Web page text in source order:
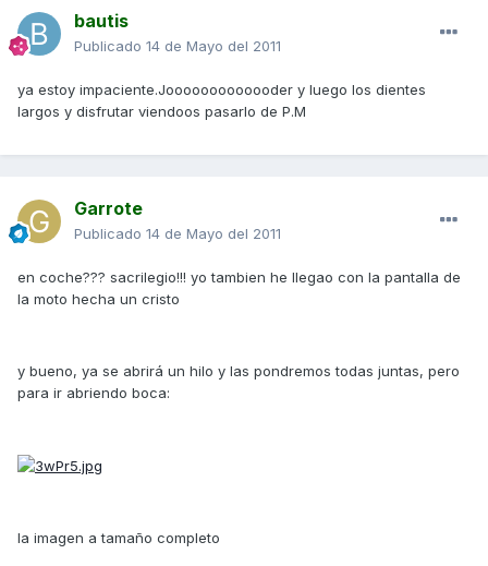
bautis
Publicado 14 de Mayo del 2011
ya estoy impaciente.Jooooooooooooder y luego los dientes
largos y disfrutar viendoos pasarlo de P.M
Garrote
Publicado 14 de Mayo del 2011
en coche??? sacrilegio!!! yo tambien he llegao con la pantalla de
la moto hecha un cristo
y bueno, ya se abrirá un hilo y las pondremos todas juntas, pero
para ir abriendo boca:
la imagen a tamaño completo